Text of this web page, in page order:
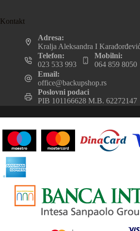
Kontakt
Adresa:
Kralja Aleksandra I
Telefon:
023 533 993
Mobilni:
064 859 8050
Email:
office@backupshop.rs
Poslovni podaci
PIB 101166628 M.B. 62272147